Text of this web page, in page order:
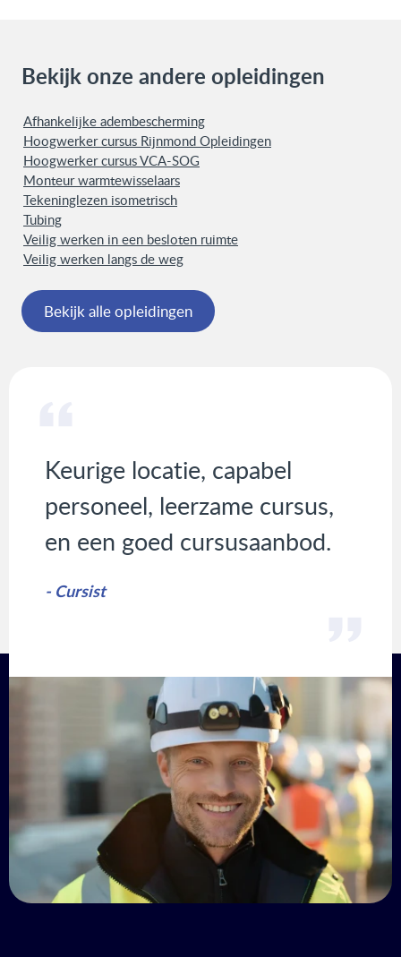
Bekijk onze andere opleidingen
Afhankelijke adembescherming
Hoogwerker cursus Rijnmond Opleidingen
Hoogwerker cursus VCA-SOG
Monteur warmtewisselaars
Tekeninglezen isometrisch
Tubing
Veilig werken in een besloten ruimte
Veilig werken langs de weg
Bekijk alle opleidingen
Keurige locatie, capabel
personeel, leerzame cursus,
en een goed cursusaanbod.
- Cursist